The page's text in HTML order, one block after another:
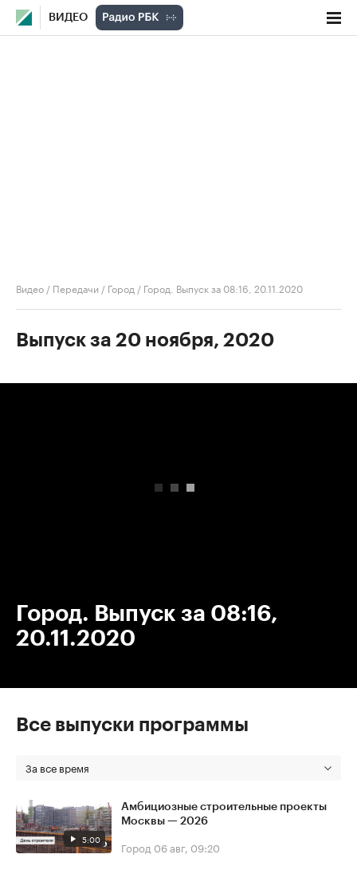
ВИДЕО
Видео / Передачи / Город / Город. Выпуск за 08:16, 20.11.2020
Выпуск за 20 ноября, 2020
Город. Выпуск за 08:16,
20.11.2020
Все выпуски программы
За все время
5:00
Амбициозные строительные проекты
Москвы — 2026
Город 06 авг, 09:20